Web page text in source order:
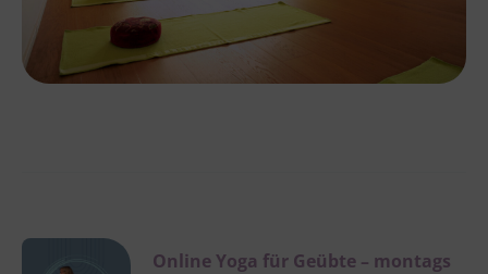
Online Yoga für Geübte – montags